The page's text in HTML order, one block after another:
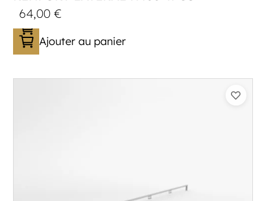
64,00€
Ajouter au panier